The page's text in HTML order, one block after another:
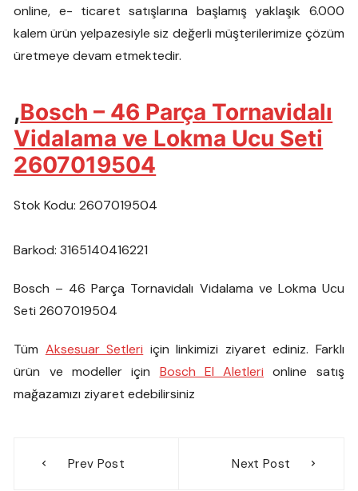
online, e- ticaret satışlarına başlamış yaklaşık 6.000
kalem ürün yelpazesiyle siz değerli müşterilerimize çözüm
üretmeye devam etmektedir.
,Bosch – 46 Parça Tornavidalı
Vidalama ve Lokma Ucu Seti
2607019504
Stok Kodu: 2607019504
Barkod: 3165140416221
Bosch – 46 Parça Tornavidalı Vidalama ve Lokma Ucu
Seti 2607019504
Tüm Aksesuar Setleri için linkimizi ziyaret ediniz. Farklı
ürün ve modeller için Bosch El Aletleri online satış
mağazamızı ziyaret edebilirsiniz
gezinmesi
Prev Post Next Post